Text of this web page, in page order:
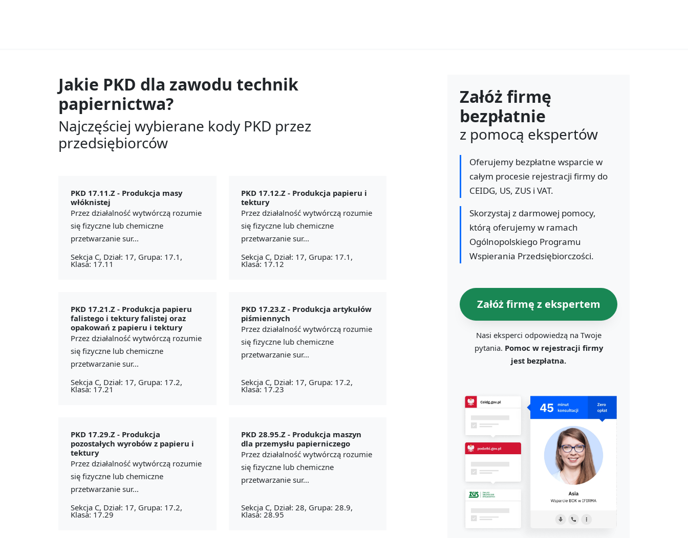
Jakie PKD dla zawodu technik
papiernictwa?
Najczęściej wybierane kody PKD przez
przedsiębiorców
PKD 17.11.Z - Produkcja masy
włóknistej
Przez działalność wytwórczą rozumie
się fizyczne lub chemiczne
przetwarzanie sur...
Sekcja C, Dział: 17, Grupa: 17.1,
Klasa: 17.11
PKD 17.12.Z - Produkcja papieru i
tektury
Przez działalność wytwórczą rozumie
się fizyczne lub chemiczne
przetwarzanie sur...
Sekcja C, Dział: 17, Grupa: 17.1,
Klasa: 17.12
PKD 17.21.Z - Produkcja papieru
falistego i tektury falistej oraz
opakowań z papieru i tektury
Przez działalność wytwórczą rozumie
się fizyczne lub chemiczne
przetwarzanie sur...
Sekcja C, Dział: 17, Grupa: 17.2,
Klasa: 17.21
PKD 17.23.Z - Produkcja artykułów
piśmiennych
Przez działalność wytwórczą rozumie
się fizyczne lub chemiczne
przetwarzanie sur...
Sekcja C, Dział: 17, Grupa: 17.2,
Klasa: 17.23
PKD 17.29.Z - Produkcja
pozostałych wyrobów z papieru i
tektury
Przez działalność wytwórczą rozumie
się fizyczne lub chemiczne
przetwarzanie sur...
Sekcja C, Dział: 17, Grupa: 17.2,
Klasa: 17.29
PKD 28.95.Z - Produkcja maszyn
dla przemysłu papierniczego
Przez działalność wytwórczą rozumie
się fizyczne lub chemiczne
przetwarzanie sur...
Sekcja C, Dział: 28, Grupa: 28.9,
Klasa: 28.95
Załóż firmę
bezpłatnie
z pomocą ekspertów
Oferujemy bezpłatne wsparcie w
całym procesie rejestracji firmy do
CEIDG, US, ZUS i VAT.
Skorzystaj z darmowej pomocy,
którą oferujemy w ramach
Ogólnopolskiego Programu
Wspierania Przedsiębiorczości.
Załóż firmę z ekspertem
Nasi eksperci odpowiedzą na Twoje
pytania. Pomoc w rejestracji firmy
jest bezpłatna.